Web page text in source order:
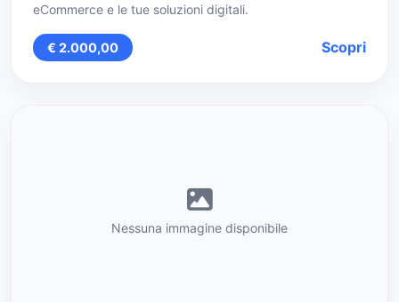
eCommerce e le tue soluzioni digitali.
€ 2.000,00 Scopri
Nessuna immagine disponibile